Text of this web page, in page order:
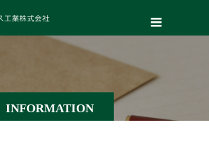
INFORMATION